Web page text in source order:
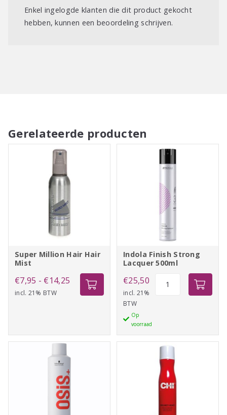
Enkel ingelogde klanten die dit product gekocht
hebben, kunnen een beoordeling schrijven.
Gerelateerde producten
Super Million Hair Hair
Mist
€7,95 - €14,25 Prijsklasse:
€7,95
incl. 21% BTW
Indola Finish Strong
Lacquer 500ml
€25,50
incl. 21%
BTW
Op
voorraad
aantal